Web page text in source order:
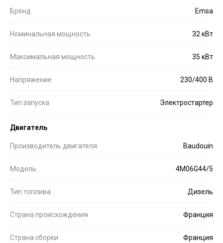
Бренд Emsa
Номинальная мощность 32 кВт
Максимальная мощность 35 кВт
Напряжение 230/400 В
Тип запуска Электростартер
Двигатель
Производитель двигателя Baudouin
Модель 4M06G44/5
Тип топлива Дизель
Страна происхождения Франция
Страна сборки Франция